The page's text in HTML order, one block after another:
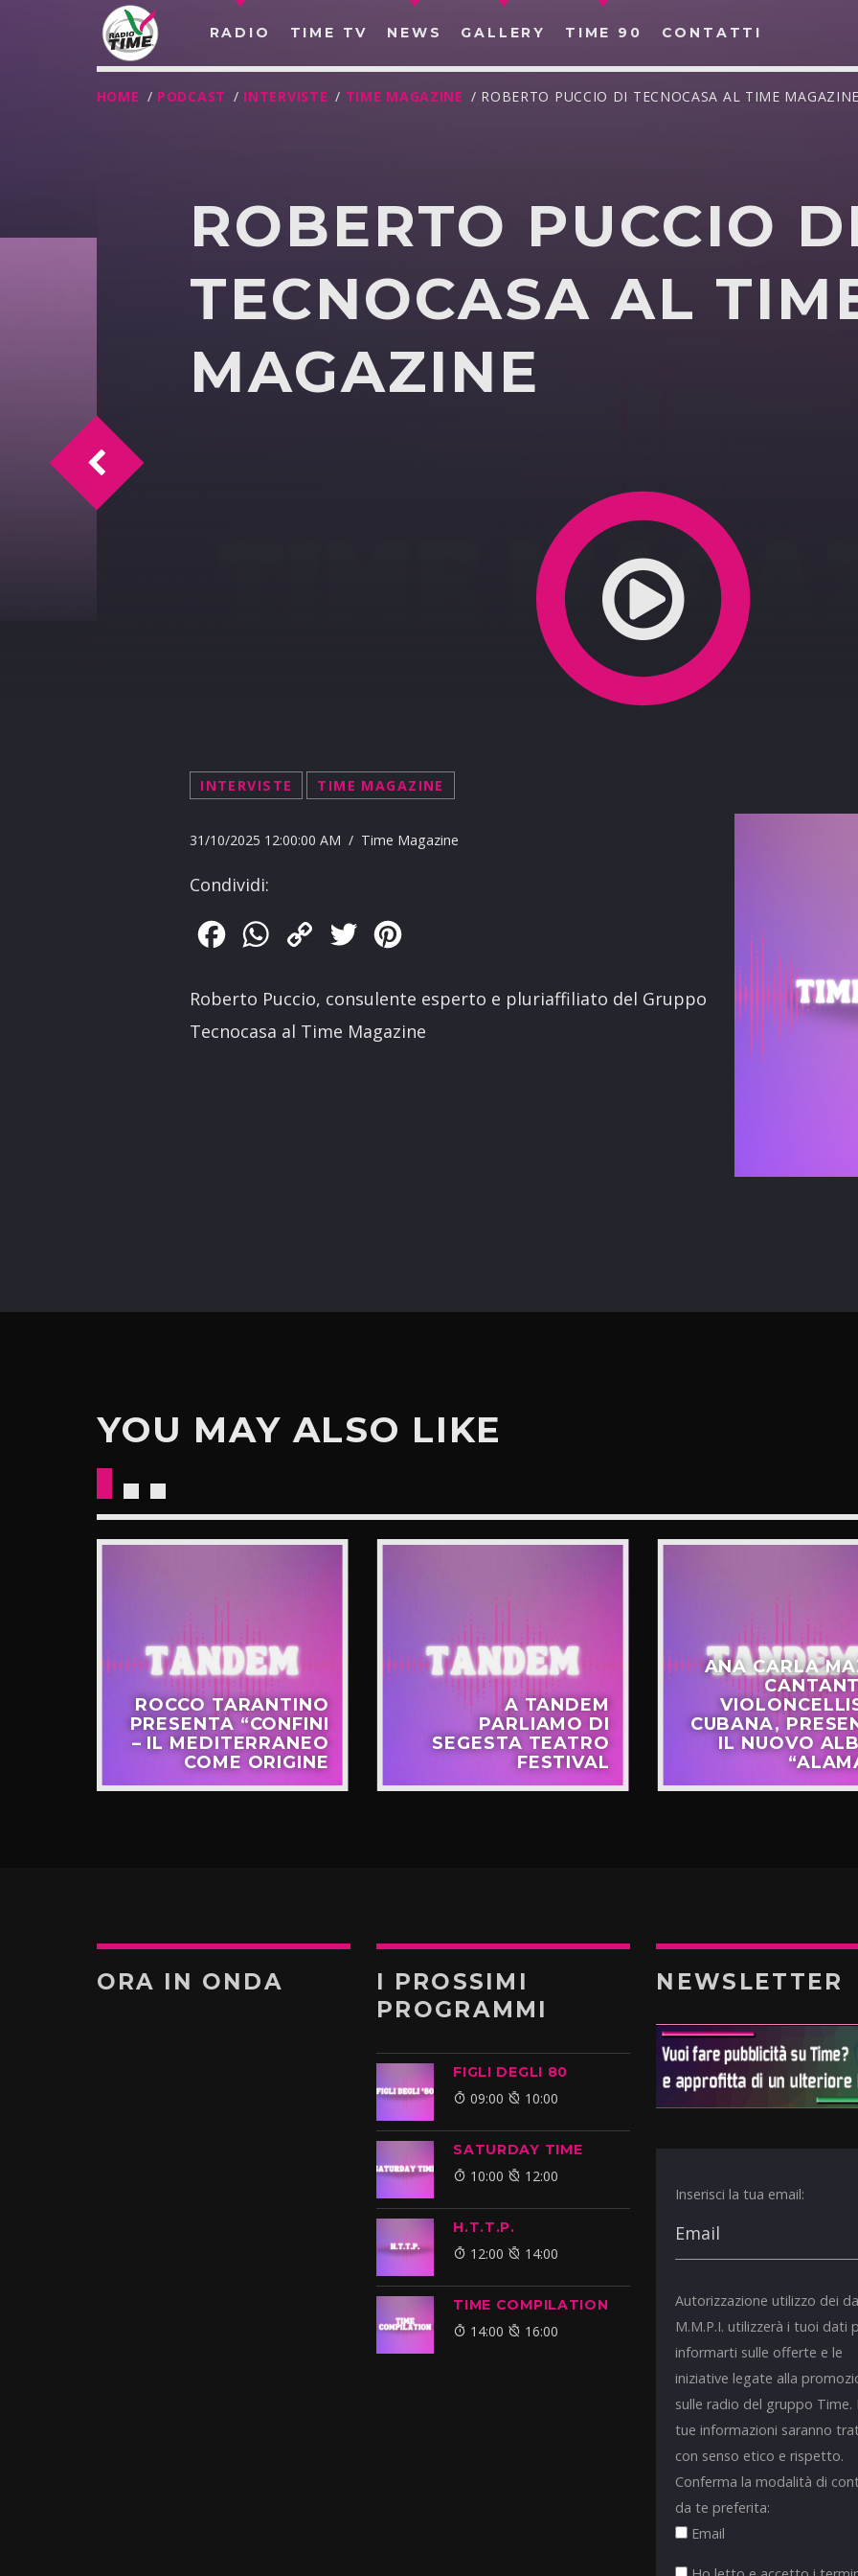
RADIO TIME TV NEWS GALLERY TIME 90 CONTATTI
CERCA NEL SITO WEB:
HOME / PODCAST / INTERVISTE / TIME MAGAZINE / ROBERTO PUCCIO DI TECNOCASA AL TIME MAGAZINE
ROBERTO PUCCIO
TECNOCASA AL
MAGAZINE
INTERVISTE TIME MAGAZINE
31/10/2025 12:00:00 AM / Time Magazine
Condividi:
FacebookWhatsApp
Copy
Twitter
Roberto Puccio, consulente esperto e pluriaffiliato del Gruppo
Tecnocasa al Time Magazine
Dusmet News - 31.10.2025
YOU MAY ALSO LIKE
ROCCO TARANTINO
PRESENTA “CONFINI
– IL MEDITERRANEO
COME ORIGINE
A TANDEM
PARLIAMO DI
SEGESTA TEATRO
FESTIVAL
ANA CARLA
CUBANA,
IL NUOVO
ORA IN ONDA
I PROSSIMI
PROGRAMMI
FIGLI DEGLI 80
09:00 10:00
SATURDAY TIME
10:00 12:00
H.T.T.P.
12:00 14:00
TIME COMPILATION
14:00 16:00
NEWSLETTER
Inserisci la tua email:
Autorizzazione utilizzo dei
M.M.P.I. utilizzerà i tuoi dati
informarti sulle offerte e le
iniziative legate alla
sulle radio del gruppo Time.
tue informazioni saranno
con senso etico e rispetto.
Conferma la modalità di
da te preferita:
Email